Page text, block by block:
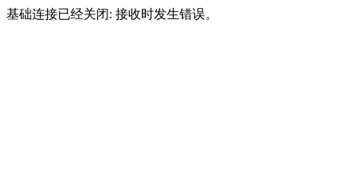
基础连接已经关闭: 接收时发生错误。